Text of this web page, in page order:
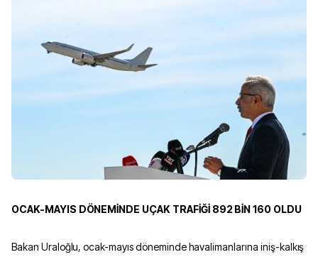
OCAK-MAYIS DÖNEMİNDE UÇAK TRAFİĞİ 892 BİN 160 OLDU
Bakan Uraloğlu, ocak-mayıs döneminde havalimanlarına iniş-kalkış